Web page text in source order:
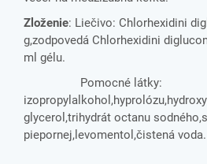
Zloženie: Liečivo: Chlorhexidini
g,zodpovedá Chlorhexidini
ml gélu.
Pomocné látky:
glycerol,trihydrát octanu
piepornej,levomentol,čistená voda.